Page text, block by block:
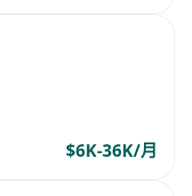
$6K-36K/月